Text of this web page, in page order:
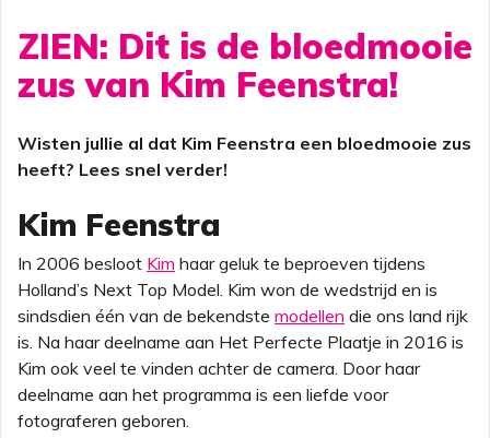
o
o
k
A
p
p
r
e
ZIEN: Dit is de bloedmooie
zus van Kim Feenstra!
Wisten jullie al dat Kim Feenstra een bloedmooie zus
heeft? Lees snel verder!
Kim Feenstra
In 2006 besloot Kim haar geluk te beproeven tijdens
Holland’s Next Top Model. Kim won de wedstrijd en is
sindsdien één van de bekendste modellen die ons land rijk
is. Na haar deelname aan Het Perfecte Plaatje in 2016 is
Kim ook veel te vinden achter de camera. Door haar
deelname aan het programma is een liefde voor
fotograferen geboren.